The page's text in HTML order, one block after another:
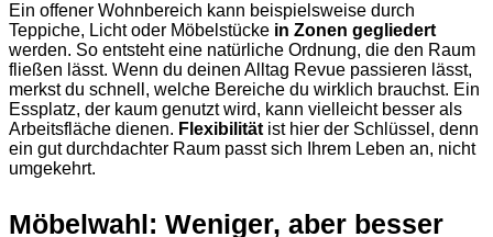
Ein offener Wohnbereich kann beispielsweise durch
Teppiche, Licht oder Möbelstücke in Zonen gegliedert
werden. So entsteht eine natürliche Ordnung, die den Raum
fließen lässt. Wenn du deinen Alltag Revue passieren lässt,
merkst du schnell, welche Bereiche du wirklich brauchst. Ein
Essplatz, der kaum genutzt wird, kann vielleicht besser als
Arbeitsfläche dienen. Flexibilität ist hier der Schlüssel, denn
ein gut durchdachter Raum passt sich Ihrem Leben an, nicht
umgekehrt.
Möbelwahl: Weniger, aber besser